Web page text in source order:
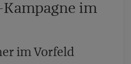
im
im Vorfeld